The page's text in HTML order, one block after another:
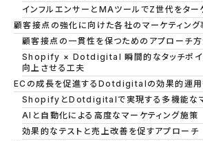
インフルエンサーとMAツールでZ世代をター
顧客接点の強化に向けた各社のマーケティング
顧客接点の一貫性を保つためのアプローチ
Shopify × Dotdigital 瞬間的なタッチポイ
向上させる工夫
ECの成長を促進するDotdigitalの効果的運用
ShopifyとDotdigitalで実現する多機能なマ
AIと自動化による高度なマーケティング施策
効果的なテストと売上改善を促すアプローチ